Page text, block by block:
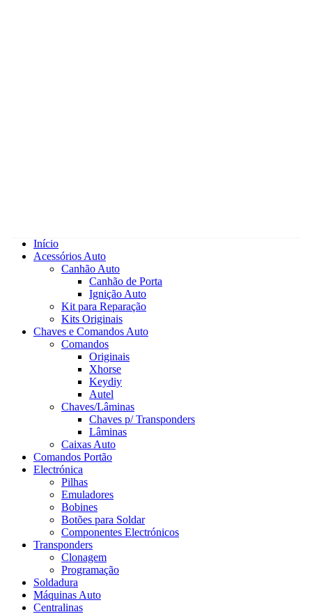
Início
Acessórios Auto
Canhão Auto
Canhão de Porta
Ignição Auto
Kit para Reparação
Kits Originais
Chaves e Comandos Auto
Comandos
Originais
Xhorse
Keydiy
Autel
Chaves/Lâminas
Chaves p/ Transponders
Lâminas
Caixas Auto
Comandos Portão
Electrónica
Pilhas
Emuladores
Bobines
Botões para Soldar
Componentes Electrónicos
Transponders
Clonagem
Programação
Soldadura
Máquinas Auto
Centralinas